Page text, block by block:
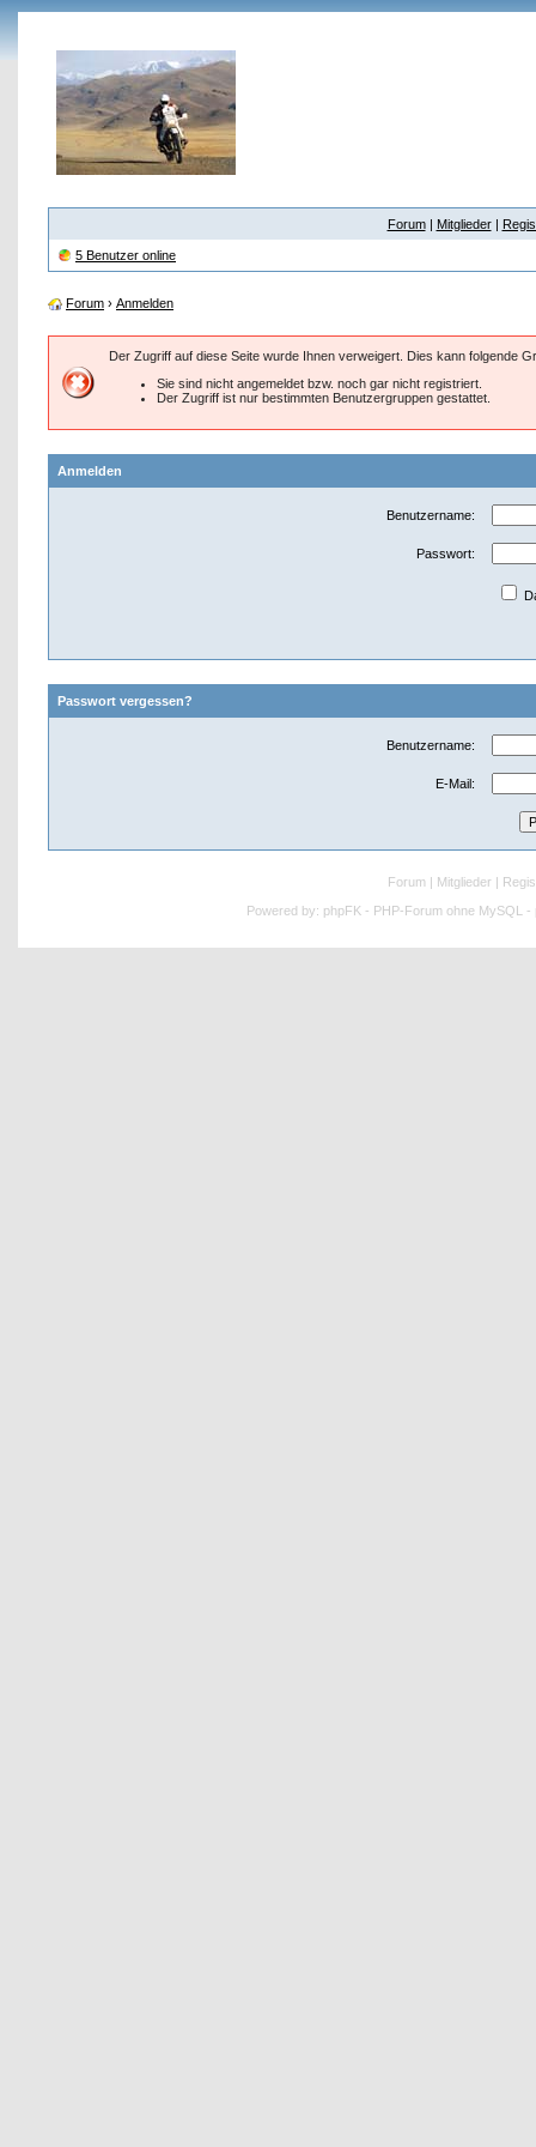
Forum| Mitglieder|
5 Benutzer online
Forum › Anmelden
Der Zugriff auf diese Seite wurde Ihnen verweigert. Dies kann folgende
Sie sind nicht angemeldet bzw. noch gar nicht registriert.
Der Zugriff ist nur bestimmten Benutzergruppen gestattet.
Anmelden
Benutzername:
Passwort:
Passwort vergessen?
Benutzername:
E-Mail:
Forum Mitglieder
Powered by: phpFK - PHP-Forum ohne MySQL -